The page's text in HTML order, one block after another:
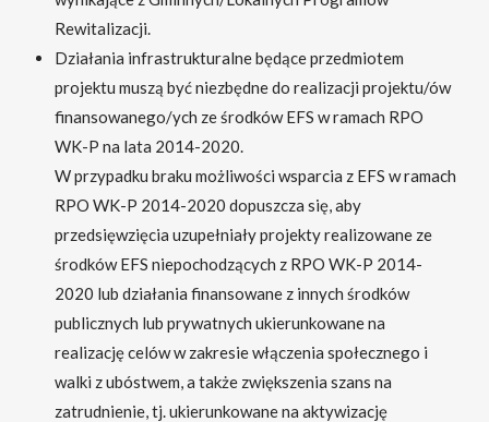
Rewitalizacji.
Działania infrastrukturalne będące przedmiotem
projektu muszą być niezbędne do realizacji projektu/ów
finansowanego/ych ze środków EFS w ramach RPO
WK-P na lata 2014-2020.
W przypadku braku możliwości wsparcia z EFS w ramach
RPO WK-P 2014-2020 dopuszcza się, aby
przedsięwzięcia uzupełniały projekty realizowane ze
środków EFS niepochodzących z RPO WK-P 2014-
2020 lub działania finansowane z innych środków
publicznych lub prywatnych ukierunkowane na
realizację celów w zakresie włączenia społecznego i
walki z ubóstwem, a także zwiększenia szans na
zatrudnienie, tj. ukierunkowane na aktywizację